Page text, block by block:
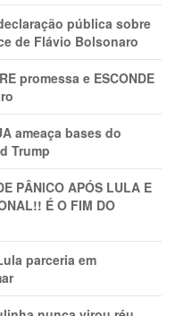
pública sobre
de Flávio Bolsonaro
promessa e ESCONDE
ameaça bases do
Trump
PÂNlCO APÓS LULA E
É O FIM DO
parceria em